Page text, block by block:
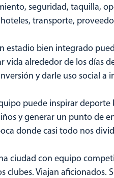
seguridad, taquilla,
transporte,
estadio bien integrado
vida alrededor de los días
y darle uso social a
puede inspirar
y generar un punto de
donde casi todo nos
ciudad con equipo
clubes. Viajan aficionados.